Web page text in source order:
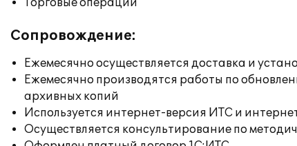
Торговые операции
Сопровождение:
Ежемесячно осуществляется доставка и
Ежемесячно производятся работы по
архивных копий
Используется интернет-версия ИТС и
Осуществляется консультирование по